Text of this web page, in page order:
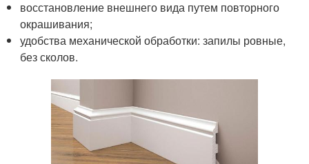
восстановление внешнего вида путем повторного
окрашивания;
удобства механической обработки: запилы ровные,
без сколов.